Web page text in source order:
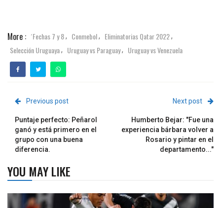
More : ´Fechas 7 y 8, Conmebol, Eliminatorias Qatar 2022,
Selección Uruguaya, Uruguay vs Paraguay, Uruguay vs Venezuela
Previous post
Puntaje perfecto: Peñarol
ganó y está primero en el
grupo con una buena
diferencia.
Next post
Humberto Bejar: "Fue una
experiencia bárbara volver a
Rosario y pintar en el
departamento..."
YOU MAY LIKE